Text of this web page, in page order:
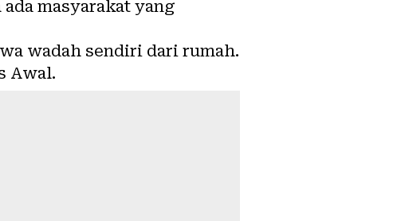
masyarakat yang
wadah sendiri dari rumah.
Awal.